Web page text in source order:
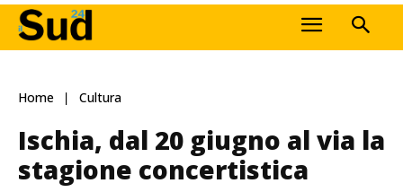
Home Cultura
Ischia, dal 20 giugno al via la
stagione concertistica